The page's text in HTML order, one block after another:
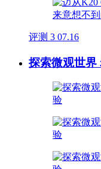
评测 3 07.16
探索微观世界